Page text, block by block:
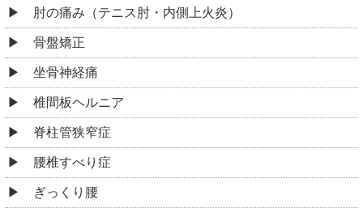
肘の痛み（テニス肘・内側上火炎）
骨盤矯正
坐骨神経痛
椎間板ヘルニア
脊柱管狭窄症
腰椎すべり症
ぎっくり腰